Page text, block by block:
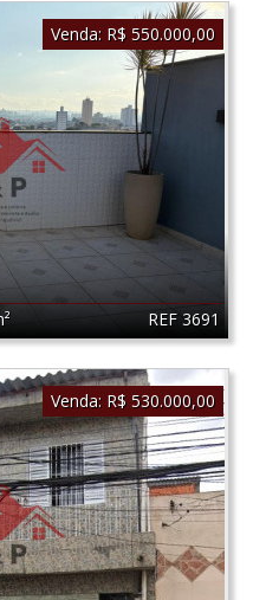
REF 3691
Venda: R$ 550.000,00
Venda: R$ 530.000,00